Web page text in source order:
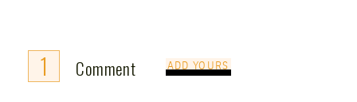
1 Comment ADD YOURS